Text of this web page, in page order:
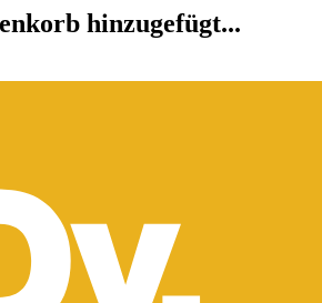
hinzugefügt...